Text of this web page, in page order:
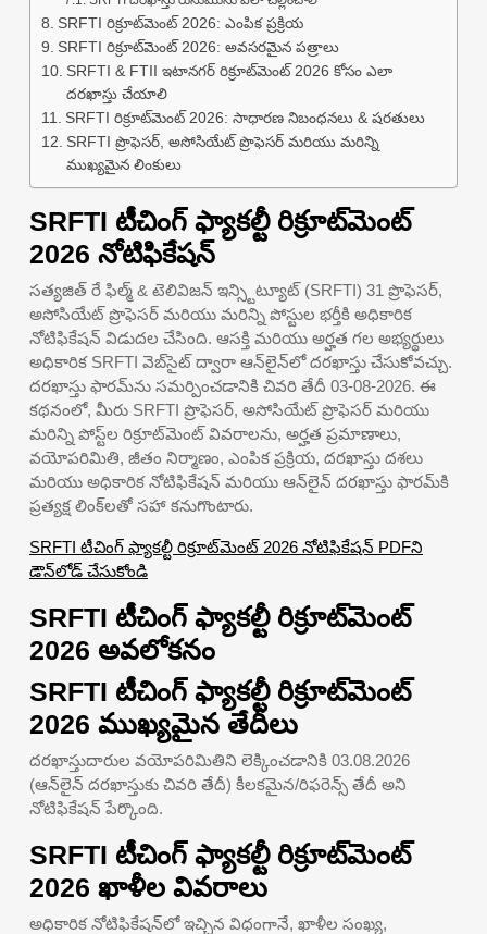
SRFTI రిక్రూట్‌మెంట్ 2026: ఎంపిక ప్రక్రియ
SRFTI రిక్రూట్‌మెంట్ 2026: అవసరమైన పత్రాలు
SRFTI & FTII ఇటానగర్ రిక్రూట్‌మెంట్ 2026 కోసం ఎలా
దరఖాస్తు చేయాలి
SRFTI రిక్రూట్‌మెంట్ 2026: సాధారణ నిబంధనలు & షరతులు
SRFTI ప్రొఫెసర్, అసోసియేట్ ప్రొఫెసర్ మరియు మరిన్ని
ముఖ్యమైన లింకులు
SRFTI టీచింగ్ ఫ్యాకల్టీ రిక్రూట్‌మెంట్
2026 నోటిఫికేషన్
సత్యజిత్ రే ఫిల్మ్ & టెలివిజన్ ఇన్స్టిట్యూట్ (SRFTI) 31 ప్రొఫెసర్,
అసోసియేట్ ప్రొఫెసర్ మరియు మరిన్ని పోస్టుల భర్తీకి అధికారిక
నోటిఫికేషన్ విడుదల చేసింది. ఆసక్తి మరియు అర్హత గల అభ్యర్థులు
అధికారిక SRFTI వెబ్‌సైట్ ద్వారా ఆన్‌లైన్‌లో దరఖాస్తు చేసుకోవచ్చు.
దరఖాస్తు ఫారమ్‌ను సమర్పించడానికి చివరి తేదీ 03-08-2026. ఈ
కథనంలో, మీరు SRFTI ప్రొఫెసర్, అసోసియేట్ ప్రొఫెసర్ మరియు
మరిన్ని పోస్ట్‌ల రిక్రూట్‌మెంట్ వివరాలను, అర్హత ప్రమాణాలు,
వయోపరిమితి, జీతం నిర్మాణం, ఎంపిక ప్రక్రియ, దరఖాస్తు దశలు
మరియు అధికారిక నోటిఫికేషన్ మరియు ఆన్‌లైన్ దరఖాస్తు ఫారమ్‌కి
ప్రత్యక్ష లింక్‌లతో సహా కనుగొంటారు.
SRFTI టీచింగ్ ఫ్యాకల్టీ రిక్రూట్‌మెంట్ 2026 నోటిఫికేషన్ PDFని
డౌన్‌లోడ్ చేసుకోండి
SRFTI టీచింగ్ ఫ్యాకల్టీ రిక్రూట్‌మెంట్
2026 అవలోకనం
SRFTI టీచింగ్ ఫ్యాకల్టీ రిక్రూట్‌మెంట్
2026 ముఖ్యమైన తేదీలు
దరఖాస్తుదారుల వయోపరిమితిని లెక్కించడానికి 03.08.2026
(ఆన్‌లైన్ దరఖాస్తుకు చివరి తేదీ) కీలకమైన/రిఫరెన్స్ తేదీ అని
నోటిఫికేషన్ పేర్కొంది.
SRFTI టీచింగ్ ఫ్యాకల్టీ రిక్రూట్‌మెంట్
2026 ఖాళీల వివరాలు
అధికారిక నోటిఫికేషన్‌లో ఇచ్చిన విధంగానే, ఖాళీల సంఖ్య,